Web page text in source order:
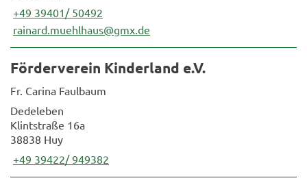
+49 39401/ 50492
rainard.muehlhaus@gmx.de
Förderverein Kinderland e.V.
Fr. Carina Faulbaum
Dedeleben
Klintstraße 16a
38838 Huy
+49 39422/ 949382